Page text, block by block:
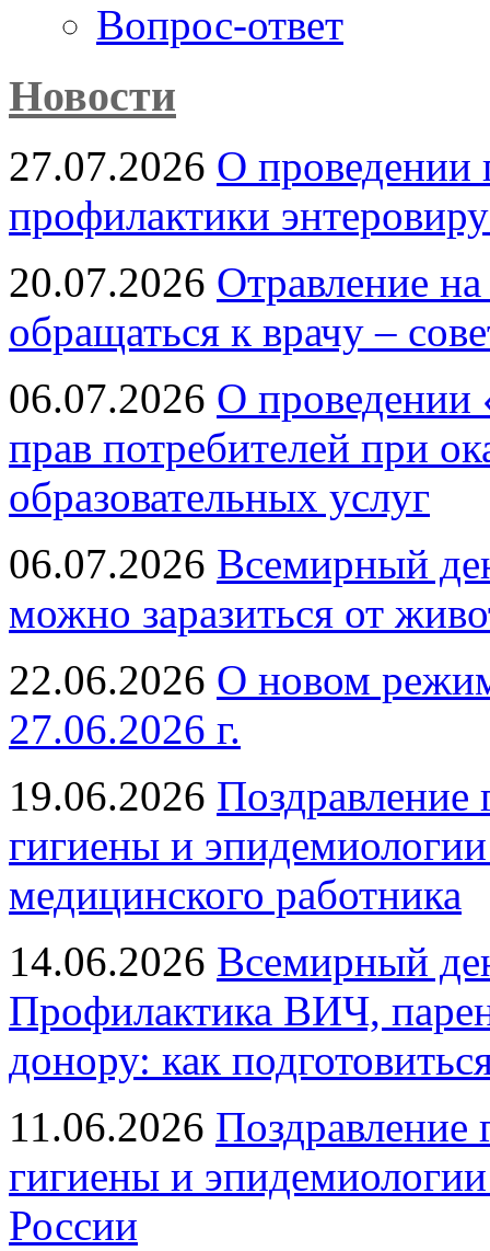
Вопрос-ответ
Новости
27.07.2026 О проведении
профилактики
20.07.2026 Отравление
обращаться к врачу –
06.07.2026 О проведении
прав потребителей при
образовательных услуг
06.07.2026 Всемирный
можно заразиться от
22.06.2026 О новом
27.06.2026 г.
19.06.2026 Поздравление
гигиены и
медицинского работника
14.06.2026 Всемирный
Профилактика ВИЧ,
донору: как
11.06.2026 Поздравление
гигиены и
России